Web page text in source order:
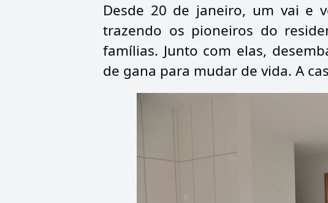
Desde 20 de janeiro, um vai e
trazendo os pioneiros do
famílias. Junto com elas,
de gana para mudar de vida. A